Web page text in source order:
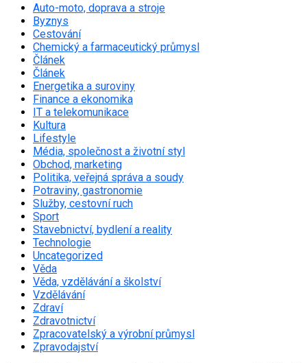
Auto-moto, doprava a stroje
Byznys
Cestování
Chemický a farmaceutický průmysl
Článek
Článek
Energetika a suroviny
Finance a ekonomika
IT a telekomunikace
Kultura
Lifestyle
Média, společnost a životní styl
Obchod, marketing
Politika, veřejná správa a soudy
Potraviny, gastronomie
Služby, cestovní ruch
Sport
Stavebnictví, bydlení a reality
Technologie
Uncategorized
Věda
Věda, vzdělávání a školství
Vzdělávání
Zdraví
Zdravotnictví
Zpracovatelský a výrobní průmysl
Zpravodajství